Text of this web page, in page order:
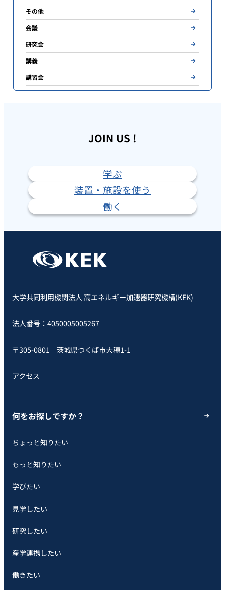
その他
会議
研究会
講義
講習会
JOIN US !
学ぶ
装置・施設を使う
働く
大学共同利用機関法人 高エネルギー加速器研究機構(KEK)
法人番号：4050005005267
〒305-0801 茨城県つくば市大穂1-1
アクセス
何をお探しですか？
ちょっと知りたい
もっと知りたい
学びたい
見学したい
研究したい
産学連携したい
働きたい